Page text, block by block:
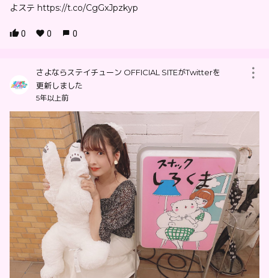
よステ https://t.co/CgGxJpzkyp
0 0 0
さよならステイチューン OFFICIAL SITEがTwitterを
更新しました
5年以上前